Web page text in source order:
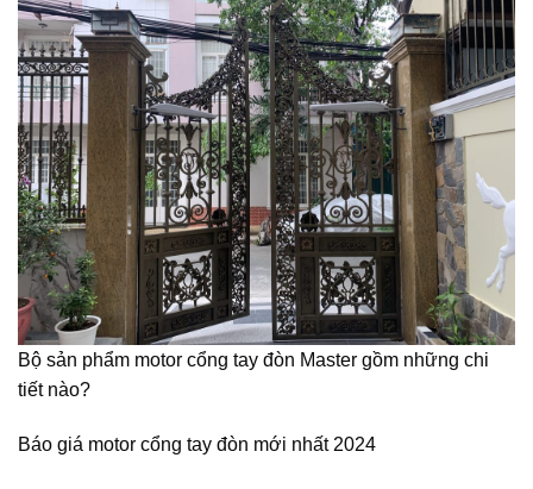
Bộ sản phẩm motor cổng tay đòn Master gồm những chi
tiết nào?
Báo giá motor cổng tay đòn mới nhất 2024